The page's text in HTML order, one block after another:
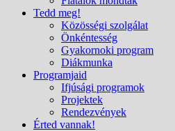
Tedd meg!
Közösségi szolgálat
Önkéntesség
Gyakornoki program
Diákmunka
Programjaid
Ifjúsági programok
Projektek
Rendezvények
Érted vannak!